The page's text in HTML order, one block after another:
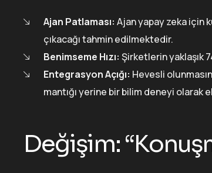
Ajan Patlaması: Ajan yapay zeka için
çıkacağı tahmin edilmektedir.
Benimseme Hızı: Şirketlerin yaklaşık
Entegrasyon Açığı: Hevesli
mantığı yerine bir bilim deneyi olarak
Değişim: